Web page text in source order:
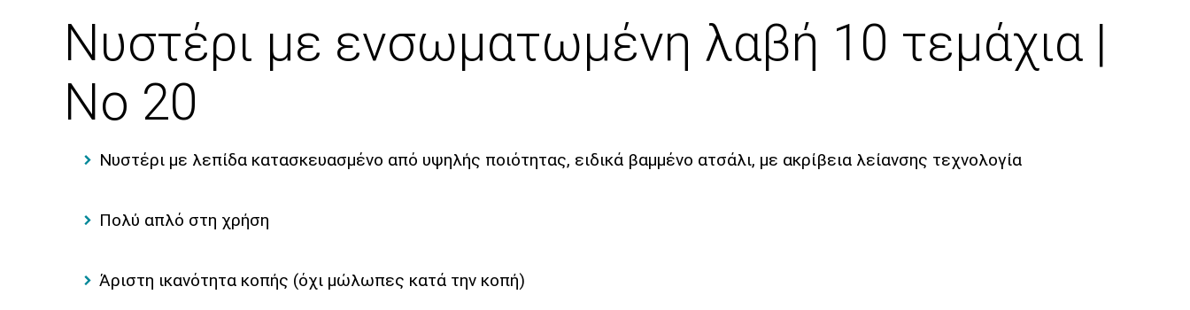
Νυστέρι με ενσωματωμένη λαβή 10 τεμάχια |
Νο 20
Νυστέρι με λεπίδα κατασκευασμένο από υψηλής ποιότητας, ειδικά βαμμένο ατσάλι, με ακρίβεια λείανσης τεχνολογία
Πολύ απλό στη χρήση
Άριστη ικανότητα κοπής (όχι μώλωπες κατά την κοπή)